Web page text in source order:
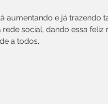
social, dando essa feliz
a todos.